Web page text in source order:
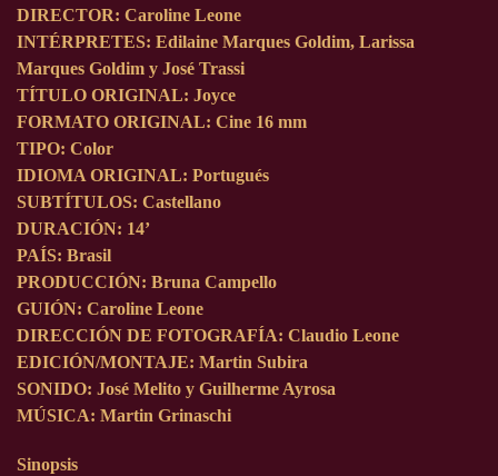
DIRECTOR: Caroline Leone
INTÉRPRETES: Edilaine Marques Goldim, Larissa
Marques Goldim y José Trassi
TÍTULO ORIGINAL: Joyce
FORMATO ORIGINAL: Cine 16 mm
TIPO: Color
IDIOMA ORIGINAL: Portugués
SUBTÍTULOS: Castellano
DURACIÓN: 14’
PAÍS: Brasil
PRODUCCIÓN: Bruna Campello
GUIÓN: Caroline Leone
DIRECCIÓN DE FOTOGRAFÍA: Claudio Leone
EDICIÓN/MONTAJE: Martin Subira
SONIDO: José Melito y Guilherme Ayrosa
MÚSICA: Martin Grinaschi
Sinopsis